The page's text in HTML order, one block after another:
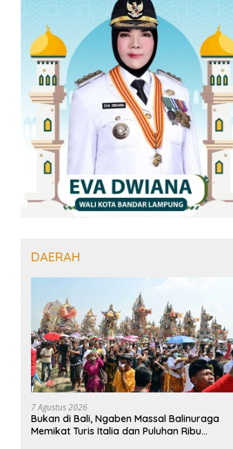
DAERAH
7 Agustus 2026
Bukan di Bali, Ngaben Massal Balinuraga
Memikat Turis Italia dan Puluhan Ribu